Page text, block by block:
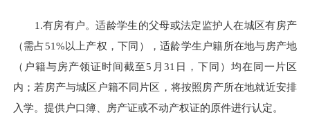
1.有房有户。适龄学生的父母或法定监护人在城区有房产
（需占51%以上产权，下同），适龄学生户籍所在地与房产地
（户籍与房产领证时间截至5月31日，下同）均在同一片区
内；若房产与城区户籍不同片区，将按照房产所在地就近安排
入学。提供户口簿、房产证或不动产权证的原件进行认定。